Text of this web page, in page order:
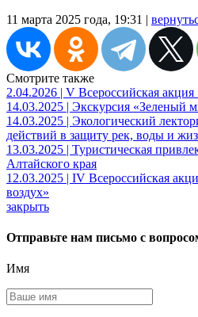
11 марта 2025 года, 19:31 |
Смотрите также
2.04.2026 | V Всероссийская
14.03.2025 | Экскурсия «Зеленый
14.03.2025 | Экологический
действий в защиту рек, воды и
13.03.2025 | Туристическая
Алтайского края
12.03.2025 | IV Всероссийская
воздух»
закрыть
Отправьте нам письмо с
Имя